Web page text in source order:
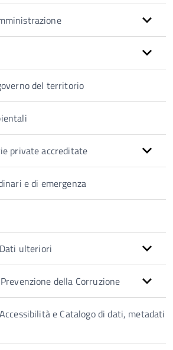
del territorio
private accreditate
e di emergenza
ulteriori
della Corruzione
e Catalogo di dati, metadati